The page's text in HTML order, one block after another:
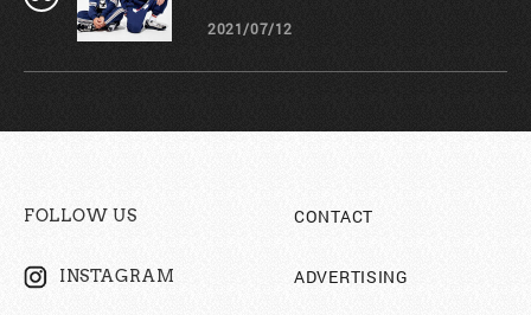
2021/07/12
FOLLOW US
INSTAGRAM
CONTACT
ADVERTISING